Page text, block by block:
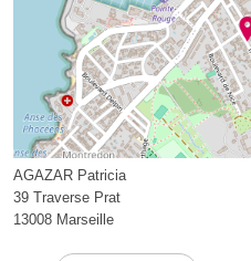
AGAZAR Patricia
39 Traverse Prat
13008 Marseille